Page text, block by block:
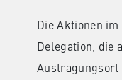
Die Aktionen
Delegation, die
Austragungsort